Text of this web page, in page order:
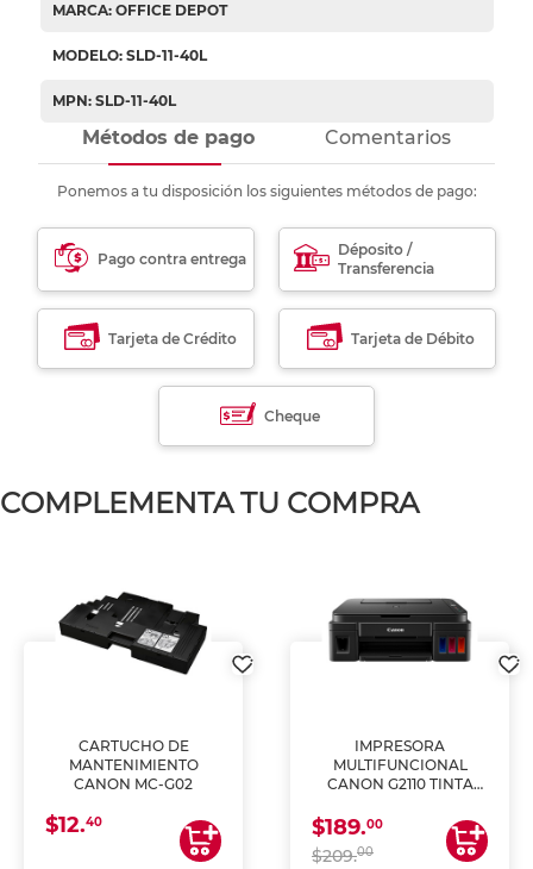
MARCA: OFFICE DEPOT
MODELO: SLD-11-40L
MPN: SLD-11-40L
Métodos de pago Comentarios
Ponemos a tu disposición los siguientes métodos de pago:
Pago contra entrega
Déposito /
Transferencia
Tarjeta de Crédito Tarjeta de Débito
Cheque
COMPLEMENTA TU COMPRA
CARTUCHO DE
MANTENIMIENTO
CANON MC-G02
$12.40
IMPRESORA
MULTIFUNCIONAL
CANON G2110 TINTA
$189.00
$209.00